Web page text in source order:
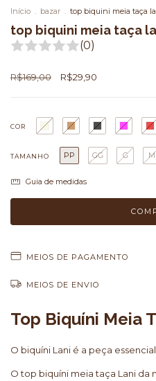
Início . bazar . top biquini meia taça
top biquini meia taça
(0)
R$169,00 R$29,90
COR
TAMANHO PP GG G M
Guia de medidas
MEIOS DE PAGAMENTO
MEIOS DE ENVIO
Top Biquíni Meia
O biquíni Lani é a peça
O top biquíni meia taça Lani da